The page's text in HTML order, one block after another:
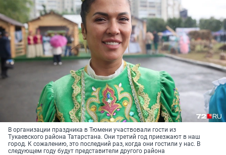
В организации праздника в Тюмени участвовали гости из
Тукаевского района Татарстана. Они третий год приезжают в наш
город. К сожалению, это последний раз, когда они гостили у нас. В
следующем году будут представители другого района